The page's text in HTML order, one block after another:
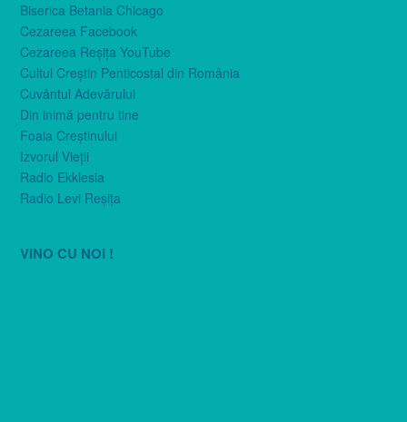
Biserica Betania Chicago
Cezareea Facebook
Cezareea Reşiţa YouTube
Cultul Creştin Penticostal din România
Cuvântul Adevărului
Din inimă pentru tine
Foaia Creştinului
Izvorul Vieţii
Radio Ekklesia
Radio Levi Reşiţa
VINO CU NOI !